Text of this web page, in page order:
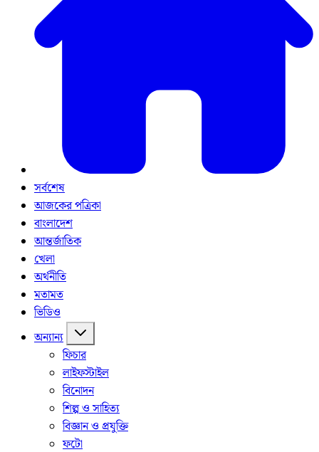
সর্বশেষ
আজকের পত্রিকা
বাংলাদেশ
আন্তর্জাতিক
খেলা
অর্থনীতি
মতামত
ভিডিও
অন্যান্য
ফিচার
লাইফস্টাইল
বিনোদন
শিল্প ও সাহিত্য
বিজ্ঞান ও প্রযুক্তি
ফটো